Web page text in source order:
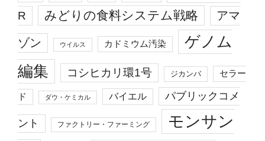
R
みどりの食料システム戦略 アマ
ゾン ウイルス カドミウム汚染
ゲノム
編集
コシヒカリ環1号 ジカンバ セラー
ド ダウ・ケミカル バイエル パブリックコメ
ント ファクトリー・ファーミング
モンサン